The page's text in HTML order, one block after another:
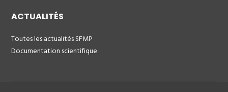
ACTUALITÉS
Toutes les actualités SFMP
Documentation scientifique